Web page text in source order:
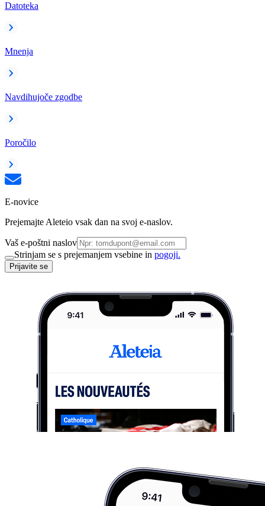
Datoteka
Mnenja
Navdihujoče zgodbe
Poročilo
E-novice
Prejemajte Aleteio vsak dan na svoj e-naslov.
Vaš e-poštni naslov
Strinjam se s prejemanjem vsebine in pogoji.
Prijavite se